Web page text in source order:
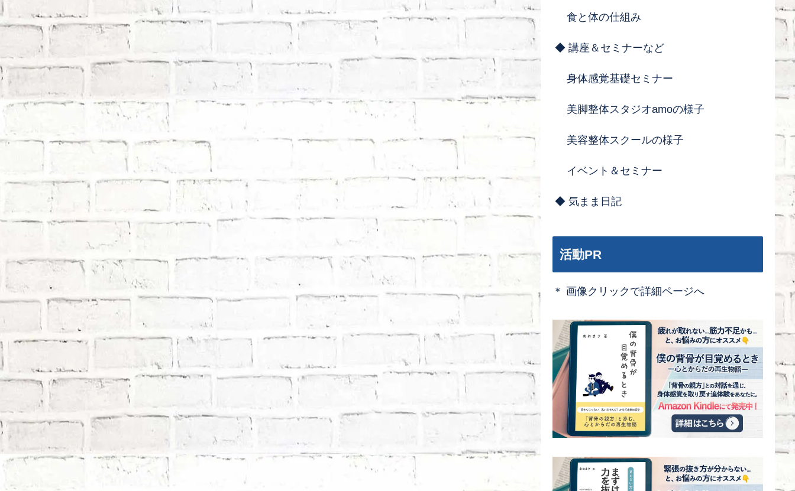
食と体の仕組み
◆ 講座＆セミナーなど
身体感覚基礎セミナー
美脚整体スタジオamoの様子
美容整体スクールの様子
イベント＆セミナー
◆ 気まま日記
活動PR
＊ 画像クリックで詳細ページへ